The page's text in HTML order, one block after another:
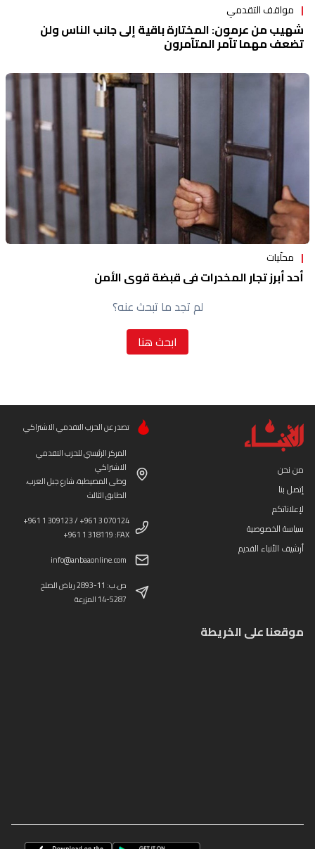
مواقف التقدمي
شهيب من عرمون: المختارة باقية إلى جانب الناس ولن
تضعف مهما تآمر المتآمرون
محلّيات
أحد أبرز تجار المخدرات في قبضة قوى الأمن
لم تجد ما تبحث عنه؟
ابحث هنا
من نحن
إتصل بنا
لإعلاناتكم
سياسة الخصوصية
أرشيف الأنباء القديم
تصدر عن الحزب التقدمي الاشتراكي
المركز الرئيسي للحزب التقدمي
الاشتراكي
وطى المصيطبة، شارع جبل العرب،
الطابق الثالث
+961 1 309123 / +961 3 070124
+961 1 318119 :FAX
info@anbaaonline.com
ص.ب: 11-2893 رياض الصلح
14-5287 المزرعة
موقعنا على الخريطة